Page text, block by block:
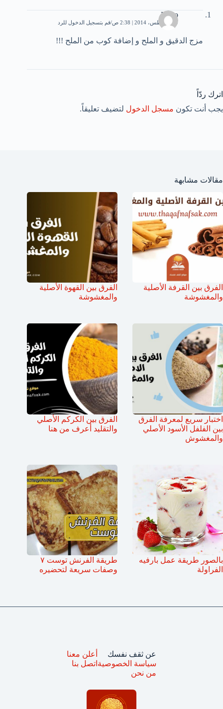
Nano
29 أغسطس، 2014 | 2:38 ص قم بتسجيل الدخول للرد
مزج الدقيق و الملح و إضافة كوب من الملح !!!
اترك ردّاً
يجب أنت تكون مسجل الدخول لتضيف تعليقاً.
مقالات مشابهة
الفرق بين القرفة الأصلية
والمغشوشة
الفرق بين القهوة الأصلية
والمغشوشة
اختبار سريع لمعرفة الفرق
بين الفلفل الأسود الأصلي
والمغشوش
الفرق بين الكركم الأصلي
والتقليد أعرف من هنا
بالصور طريقة عمل بارفيه
الفراولة
طريقة الفرنش توست ٧
وصفات سريعة لتحضيره
عن ثقف نفسك
سياسة الخصوصية
من نحن
أعلن معنا
اتصل بنا